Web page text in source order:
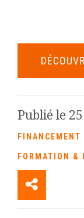
Publié le
FINANCEMENT
FORMATION &